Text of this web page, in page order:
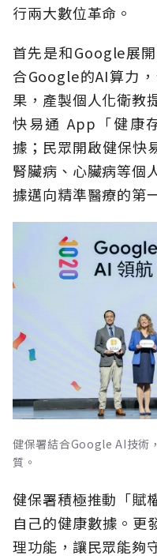
行兩大數位革命。
首先是和Google展
合Google的AI算力
果，產製個人化衛教
快易通 App「健康
據；民眾開啟健保快
腎臟病、心臟病等個
據邁向精準醫療的第
健保署結合Google AI技術
質。
健保署積極推動「賦
自己的健康數據。更
理功能，讓民眾能夠